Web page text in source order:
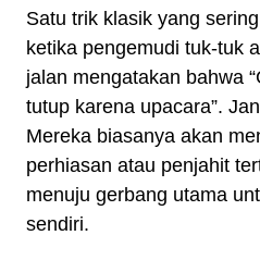
Satu trik klasik yang
ketika pengemudi tuk-tuk
jalan mengatakan bahwa
tutup karena upacara”.
Mereka biasanya akan
perhiasan atau penjahit
menuju gerbang utama
sendiri.